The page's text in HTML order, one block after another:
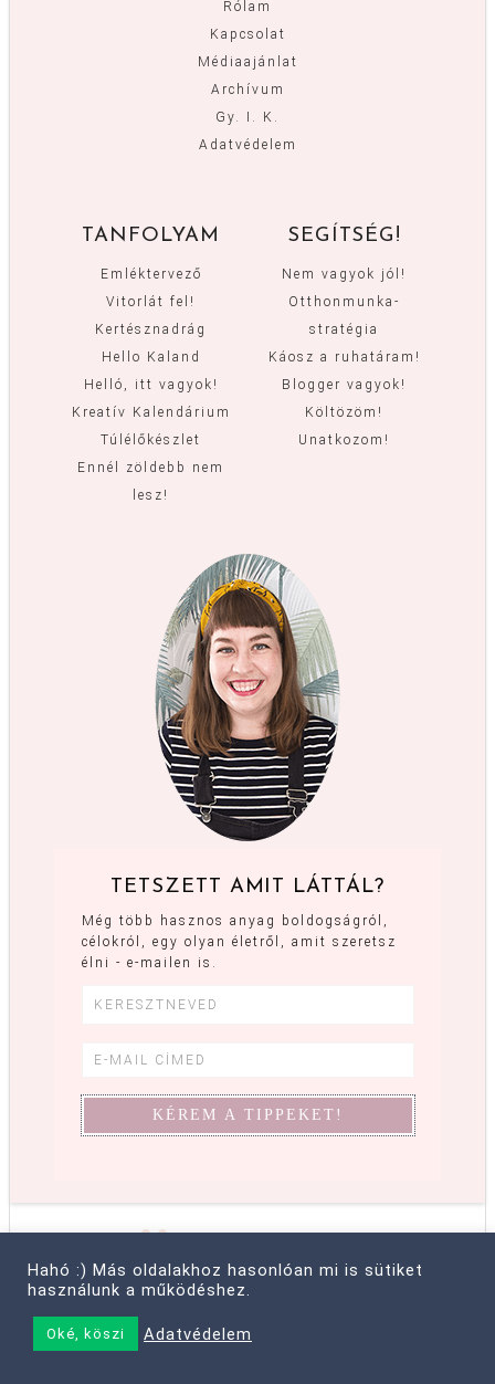
Rólam
Kapcsolat
Médiaajánlat
Archívum
Gy. I. K.
Adatvédelem
TANFOLYAM
Emléktervező
Vitorlát fel!
Kertésznadrág
Hello Kaland
Helló, itt vagyok!
Kreatív Kalendárium
Túlélőkészlet
Ennél zöldebb nem
lesz!
SEGÍTSÉG!
Nem vagyok jól!
Otthonmunka-
stratégia
Káosz a ruhatáram!
Blogger vagyok!
Költözöm!
Unatkozom!
TETSZETT AMIT LÁTTÁL?
Még több hasznos anyag boldogságról,
célokról, egy olyan életről, amit szeretsz
élni - e-mailen is.
KÖVETSZ
MÁR?
ITT IS MEGTALÁLSZ:
Hahó :) Más oldalakhoz hasonlóan mi is sütiket
használunk a működéshez.
Oké, köszi Adatvédelem